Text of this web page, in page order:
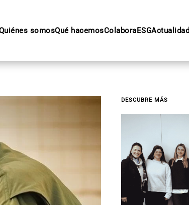
somosQué hacemosColaboraESGActualidad
DESCUBRE MÁS